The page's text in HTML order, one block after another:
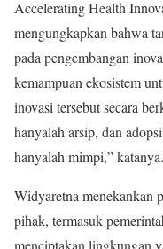
Accelerating Health
mengungkapkan bahwa
pada pengembangan
kemampuan ekosistem
inovasi tersebut secara
hanyalah arsip, dan
hanyalah mimpi,” katanya.
Widyaretna menekankan
pihak, termasuk